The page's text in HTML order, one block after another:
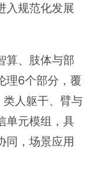
入规范化发展
算、肢体与部
理6个部分，覆
类人躯干、臂与
单元模组，具
同，场景应用